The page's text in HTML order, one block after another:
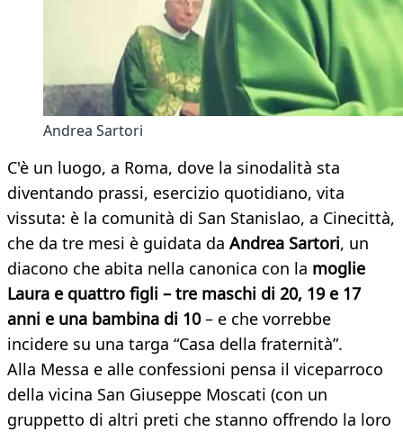
Andrea Sartori
C'è un luogo, a Roma, dove la sinodalità sta
diventando prassi, esercizio quotidiano, vita
vissuta: è la comunità di San Stanislao, a Cinecittà,
che da tre mesi è guidata da Andrea Sartori, un
diacono che abita nella canonica con la moglie
Laura e quattro figli – tre maschi di 20, 19 e 17
anni e una bambina di 10– e che vorrebbe
incidere su una targa “Casa della fraternità”.
Alla Messa e alle confessioni pensa il viceparroco
della vicina San Giuseppe Moscati (con un
gruppetto di altri preti che stanno offrendo la loro